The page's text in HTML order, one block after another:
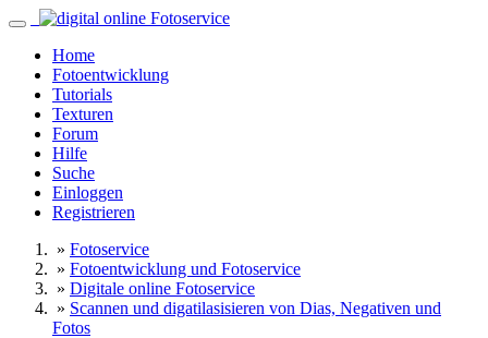
Home
Fotoentwicklung
Tutorials
Texturen
Forum
Hilfe
Suche
Einloggen
Registrieren
» Fotoservice
» Fotoentwicklung und Fotoservice
» Digitale online Fotoservice
» Scannen und digatilasisieren von Dias, Negativen und
Fotos